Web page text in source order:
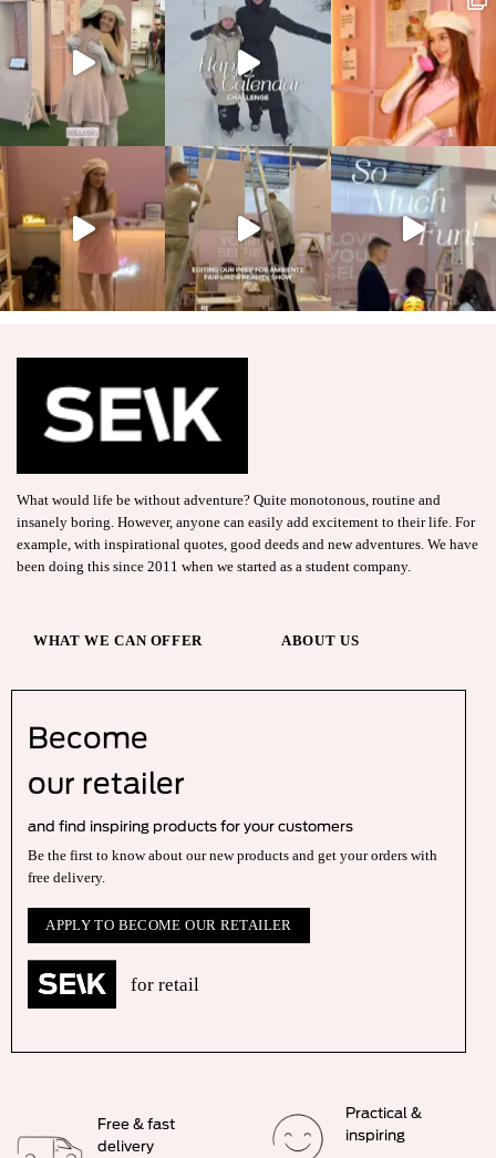
What would life be without adventure? Quite monotonous, routine and
insanely boring. However, anyone can easily add excitement to their life. For
example, with inspirational quotes, good deeds and new adventures. We have
been doing this since 2011 when we started as a student company.
WHAT WE CAN OFFER ABOUT US
Become
our retailer
and find inspiring products for your customers
Be the first to know about our new products and get your orders with
free delivery.
APPLY TO BECOME OUR RETAILER
for retail
Free & fast
delivery
Practical &
inspiring